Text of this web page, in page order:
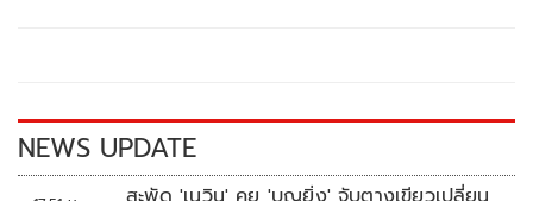
k k
NEWS UPDATE